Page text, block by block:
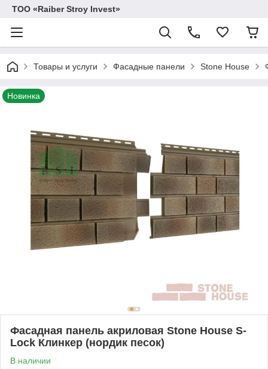
TOO «Raiber Stroy Invest»
Товары и услуги Фасадные панели Stone House
Новинка
Фасадная панель акриловая Stone House S-
Lock Клинкер (нордик песок)
В наличии